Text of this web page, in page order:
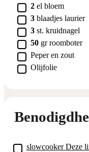
▢
2 el bloem
▢
3 blaadjes laurier
▢
3 st. kruidnagel
▢
50 gr roomboter
▢
Peper en zout
▢
Olijfolie
▢
slowcookerDeze